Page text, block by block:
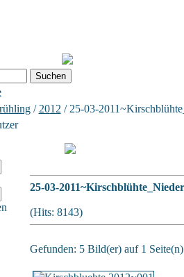
/ 2012 / 25-03-
25-03-
(Hits: 8143)
Gefunden: 5 Bild(er) auf 1